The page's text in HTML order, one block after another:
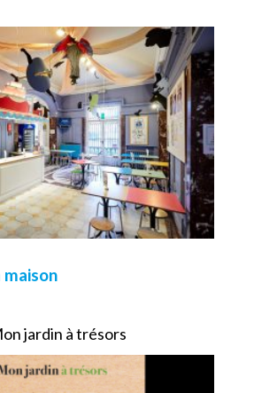
maison
jardin à trésors